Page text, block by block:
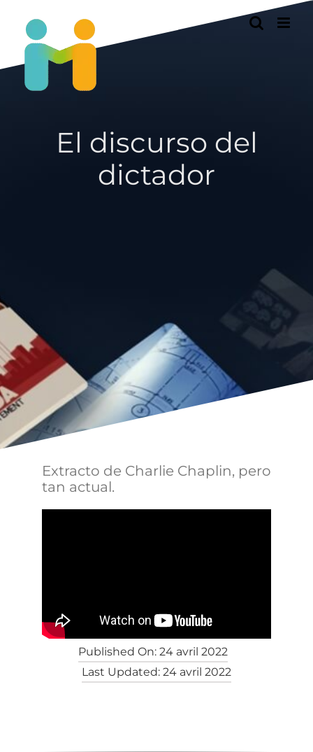
contenu
El discurso del
dictador
Extracto de Charlie Chaplin, pero
tan actual.
Published On: 24 avril 2022
Last Updated: 24 avril 2022